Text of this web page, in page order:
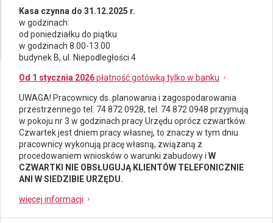
Kasa czynna do 31.12.2025 r.
w godzinach:
od poniedziałku do piątku
w godzinach 8.00-13.00
budynek B, ul. Niepodległości 4
Od 1 stycznia 2026płatność gotówką tylko w banku
UWAGA! Pracownicy ds. planowania i zagospodarowania
przestrzennego tel. 74 872 0928, tel. 74 872 0948 przyjmują
w pokoju nr 3 w godzinach pracy Urzędu oprócz czwartków.
Czwartek jest dniem pracy własnej, to znaczy w tym dniu
pracownicy wykonują pracę własną, związaną z
procedowaniem wniosków o warunki zabudowy i W
CZWARTKI NIE OBSŁUGUJĄ KLIENTÓW TELEFONICZNIE
ANI W SIEDZIBIE URZĘDU.
więcej informacji